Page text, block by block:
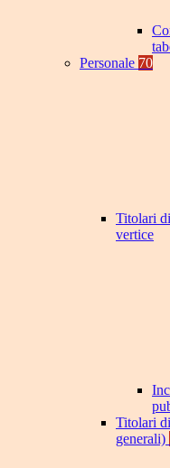
Personale 70
Titolari
vertice
Titolari
generali)